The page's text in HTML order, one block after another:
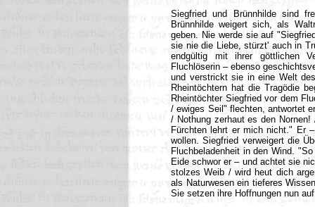
Siegfried und Brünnhilde sind
Brünnhilde weigert sich, als
geben. Nie werde sie auf
sie nie die Liebe, stürzt' auch in
endgültig mit ihrer göttlichen
Fluchlöserin – ebenso
und verstrickt sie in eine Welt
Rheintöchtern hat die Tragödie
Rheintöchter Siegfried vor dem
/ ewiges Seil" flechten, antwortet
/ Nothung zerhaut es den
Fürchten lehrt er mich nicht." Er
wollen. Siegfried verweigert die
Fluchbeladenheit in den Wind.
Eide schwor er – und achtet sie
stolzes Weib / wird heut dich
als Naturwesen ein tieferes
Sie setzen ihre Hoffnungen nun